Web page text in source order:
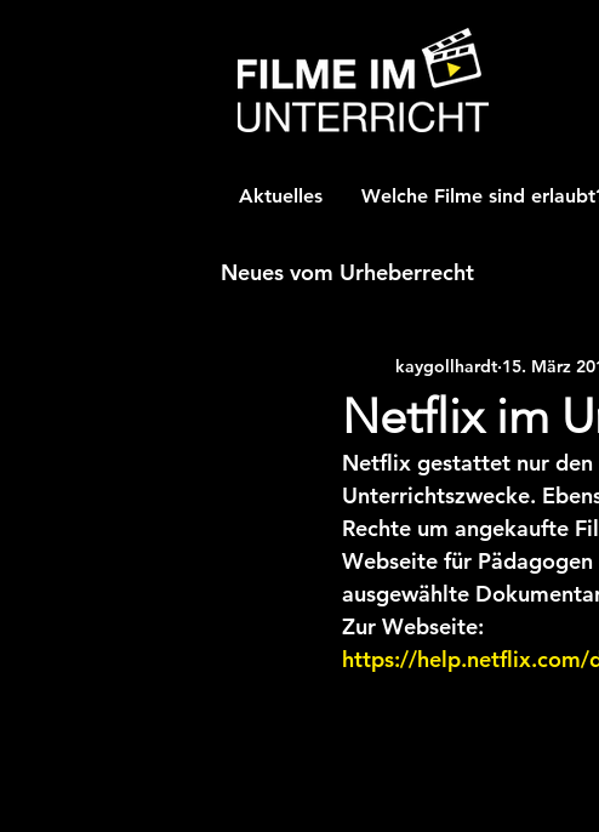
Aktuelles Welche Filme sind
Neues vom Urheberrecht
Netflix im
kaygollhardt 15. März
Netflix gestattet nur
Unterrichtszwecke.
Rechte um angekaufte
Webseite für
ausgewählte
Zur Webseite:
https://help.netflix.com/